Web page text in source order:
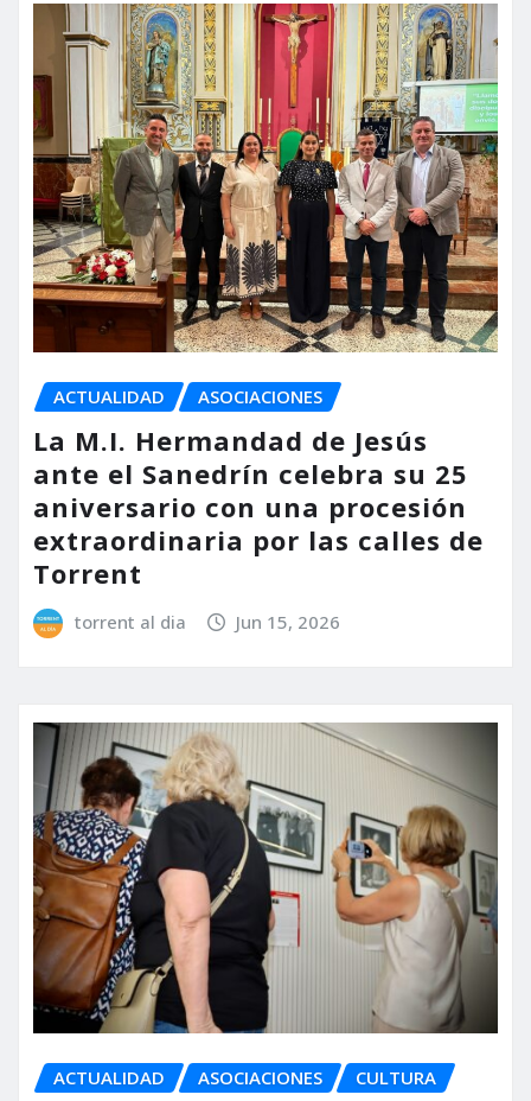
ACTUALIDAD ASOCIACIONES
La M.I. Hermandad de Jesús
ante el Sanedrín celebra su 25
aniversario con una procesión
extraordinaria por las calles de
Torrent
torrent al dia Jun 15, 2026
ACTUALIDAD ASOCIACIONES CULTURA